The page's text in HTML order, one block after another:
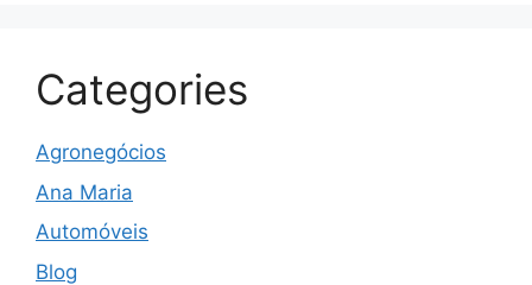
Categories
Agronegócios
Ana Maria
Automóveis
Blog